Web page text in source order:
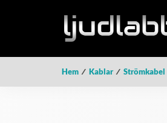
Hem / Kablar/ Strömkabel